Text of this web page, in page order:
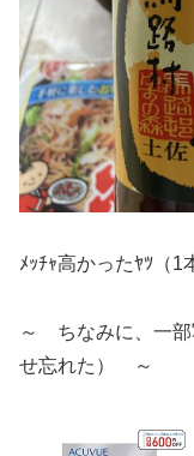
ﾒｯﾁｬ高かったﾔﾂ（1
～ ちなみに、一部
せ忘れた） ～